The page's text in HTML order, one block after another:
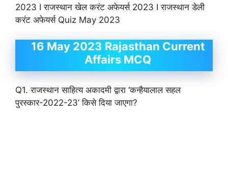
2023 I राजस्थान खेल करंट अफेयर्स 2023 I राजस्थान डेली
करंट अफेयर्स Quiz May 2023
16 May 2023 Rajasthan Current
Affairs MCQ
Q1. राजस्थान साहित्य अकादमी द्वारा ‘कन्हैयालाल सहल
पुरस्कार-2022-23’ किसे दिया जाएगा?